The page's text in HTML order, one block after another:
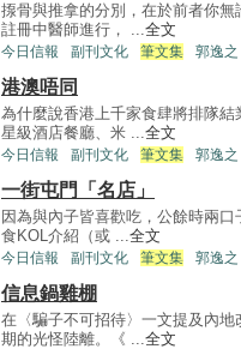
揼骨與推拿的分別，在於前者你
註冊中醫師進行， ...全文
今日信報 副刊文化 筆文集 郭逸之
港澳唔同
為什麼說香港上千家食肆將排隊
星級酒店餐廳、米 ...全文
今日信報 副刊文化 筆文集 郭逸之
一街屯門「名店」
因為與內子皆喜歡吃，公餘時兩
食KOL介紹（或 ...全文
今日信報 副刊文化 筆文集 郭逸之
信息鍋雞棚
在〈騙子不可招待〉一文提及內
期的光怪陸離。《 ...全文